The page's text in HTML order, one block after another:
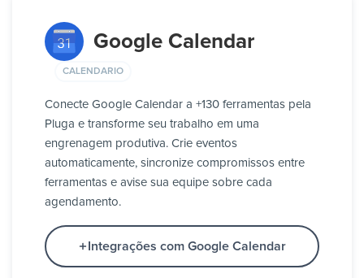
Google Calendar
CALENDARIO
Conecte Google Calendar a +130 ferramentas pela
Pluga e transforme seu trabalho em uma
engrenagem produtiva. Crie eventos
automaticamente, sincronize compromissos entre
ferramentas e avise sua equipe sobre cada
agendamento.
Integrações com Google Calendar